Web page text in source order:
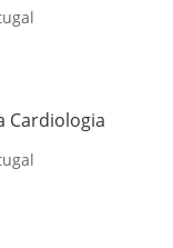
Cardiologia